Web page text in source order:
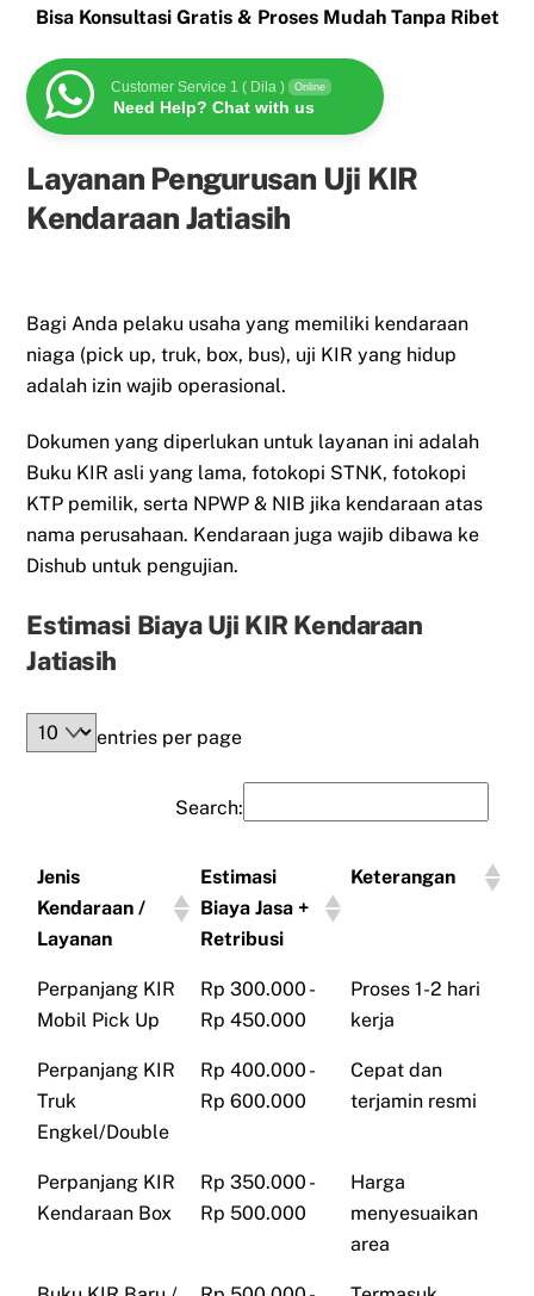
Bisa Konsultasi Gratis & Proses Mudah Tanpa Ribet
Customer Service 1 ( Dila ) Online
Need Help? Chat with us
Layanan Pengurusan Uji KIR
Kendaraan Jatiasih
Bagi Anda pelaku usaha yang memiliki kendaraan
niaga (pick up, truk, box, bus), uji KIR yang hidup
adalah izin wajib operasional.
Dokumen yang diperlukan untuk layanan ini adalah
Buku KIR asli yang lama, fotokopi STNK, fotokopi
KTP pemilik, serta NPWP & NIB jika kendaraan atas
nama perusahaan. Kendaraan juga wajib dibawa ke
Dishub untuk pengujian.
Estimasi Biaya Uji KIR Kendaraan
Jatiasih
entries per page
Search:
Jenis
Kendaraan /
Layanan
Estimasi
Biaya Jasa +
Retribusi
Keterangan
Perpanjang KIR
Mobil Pick Up
Rp 300.000 -
Rp 450.000
Proses 1-2 hari
kerja
Perpanjang KIR
Truk
Engkel/Double
Rp 400.000 -
Rp 600.000
Cepat dan
terjamin resmi
Perpanjang KIR
Kendaraan Box
Rp 350.000 -
Rp 500.000
Harga
menyesuaikan
area